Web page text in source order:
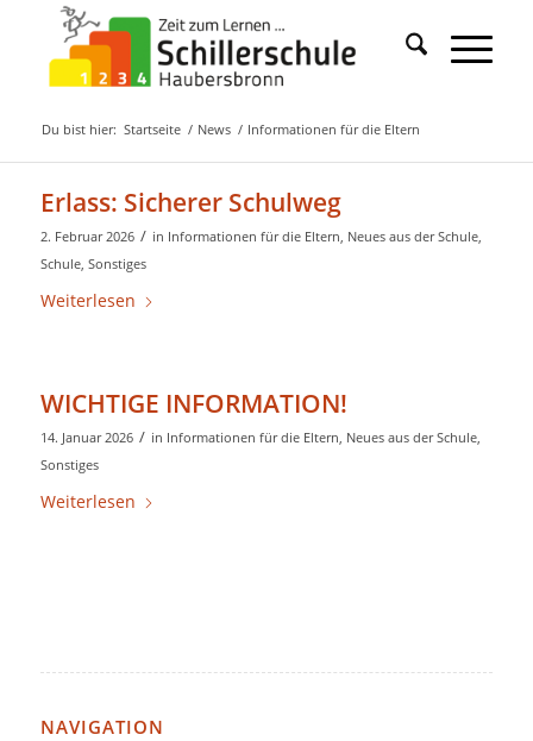
Du bist hier: Startseite / News / Informationen für die Eltern
Erlass: Sicherer Schulweg
2. Februar 2026 / in Informationen für die Eltern, Neues aus der Schule,
Schule, Sonstiges
Weiterlesen
WICHTIGE INFORMATION!
14. Januar 2026 / in Informationen für die Eltern, Neues aus der Schule,
Sonstiges
Weiterlesen
NAVIGATION